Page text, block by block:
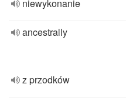
niewykonanie
ancestrally
z przodków